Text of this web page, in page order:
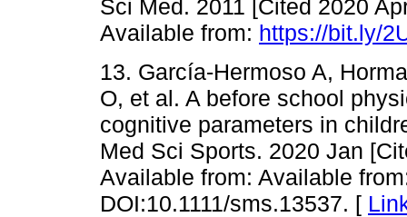
Sci Med. 2011 [Cited 2020
Available from: https://bit.ly/
13. García-Hermoso A,
O, et al. A before school
cognitive parameters in
Med Sci Sports. 2020 Jan
Available from: Available
DOI:10.1111/sms.13537. [